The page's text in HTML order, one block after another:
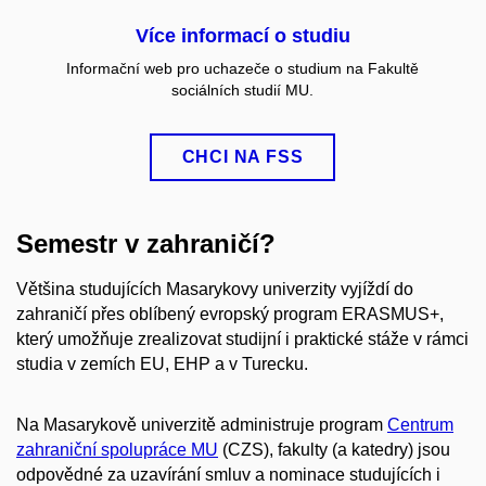
Více informací o studiu
Informační web pro uchazeče o studium na Fakultě
sociálních studií MU.
CHCI NA FSS
Semestr v zahraničí?
Většina studujících Masarykovy univerzity vyjíždí do
zahraničí přes oblíbený evropský program ERASMUS+,
který umožňuje zrealizovat studijní i praktické stáže v rámci
studia v zemích EU, EHP a v Turecku.
Na Masarykově univerzitě administruje program Centrum
zahraniční spolupráce MU (CZS), fakulty (a katedry) jsou
odpovědné za uzavírání smluv a nominace studujících i